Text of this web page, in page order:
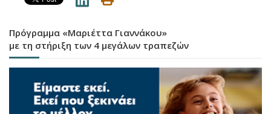
Πρόγραμμα «Μαριέττα Γιαννάκου»
με τη στήριξη των 4 μεγάλων τραπεζών